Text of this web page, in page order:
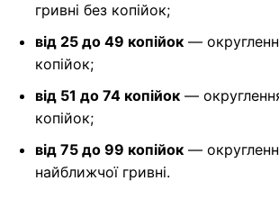
гривні без копійок;
від 25 до 49 копійок —
копійок;
від 51 до 74 копійок —
копійок;
від 75 до 99 копійок —
найближчої гривні.